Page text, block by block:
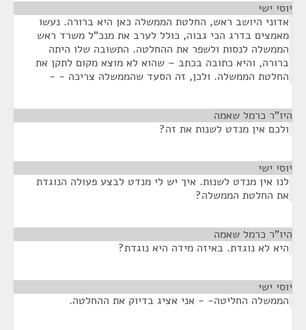
יוסי ישי
אדוני היושב ראש, החלטת הממשלה כאן היא ברורה. נעשו
מאמצים בדרג הכי גבוה, כולל לערב את מנכ"ל משרד ראש
הממשלה לנסות ולשפר את ההחלטה. התשובה שלו היתה
ברורה, והיא כתובה בכתב – שהוא לא מוצא מקום לתקן את
החלטת הממשלה. ולכן, זה הסעד שהממשלה צריכה - -
היו"ר כרמל שאמה
ולכם אין מנדט לשנות את זה?
יוסי ישי
לנו אין מנדט לשנות. איך יש לי מנדט לבצע פעולה הנוגדת
את החלטת הממשלה?
היו"ר כרמל שאמה
היא לא נוגדת. באיזה מידה היא נוגדת?
יוסי ישי
הממשלה החליטה- - אני אציג בדיוק את ההחלטה.